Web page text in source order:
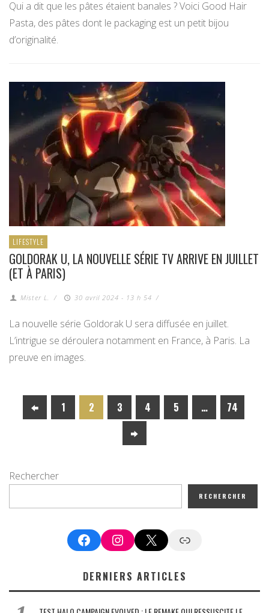
Qui a dit que les pâtes étaient banales ? Voici Good Hair
Pasta, des pâtes dont le packaging est un petit bijou
d’originalité.
LIFESTYLE
GOLDORAK U, LA NOUVELLE SÉRIE TV ARRIVE EN JUILLET
(ET À PARIS)
Mister L. / 30 avril 2024 - 13 h 54 /
La nouvelle série Goldorak U sera diffusée en juillet.
L’intrigue se déroulera notamment en France, à Paris. La
preuve en images.
1 2 3 4 5 … 74
Rechercher
RECHERCHER
FacebookInstagram
X Google News
DERNIERS ARTICLES